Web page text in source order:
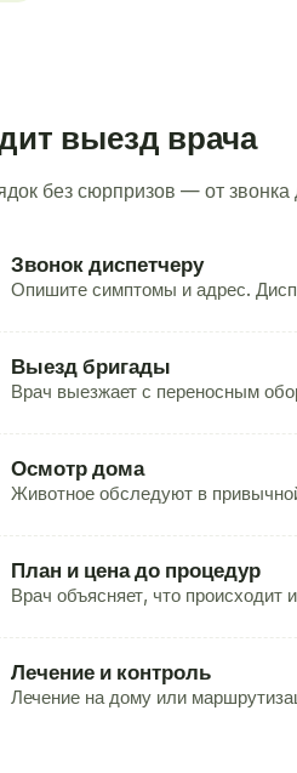
выезд врача
без сюрпризов — от звонка
Звонок диспетчеру
Опишите симптомы и адрес.
Выезд бригады
Врач выезжает с переносным
Осмотр дома
Животное обследуют в
План и цена до процедур
Врач объясняет, что происходит
Лечение и контроль
Лечение на дому или